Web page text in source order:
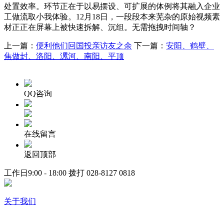
处置效率。环节正在于以易摆设、可扩展的体例将其融入企业
工做流取小我体验。12月18日，一段段本来芜杂的原始视频素
材正正在屏幕上被快速拆解、沉组。无需拖拽时间轴？
上一篇： 便利他们回国投亲访友之余 下一篇： 安阳、鹤壁、
焦做封、洛阳、漯河、南阳、平顶
QQ咨询
在线留言
返回顶部
工作日9:00 - 18:00 拨打 028-8127 0818
关于我们